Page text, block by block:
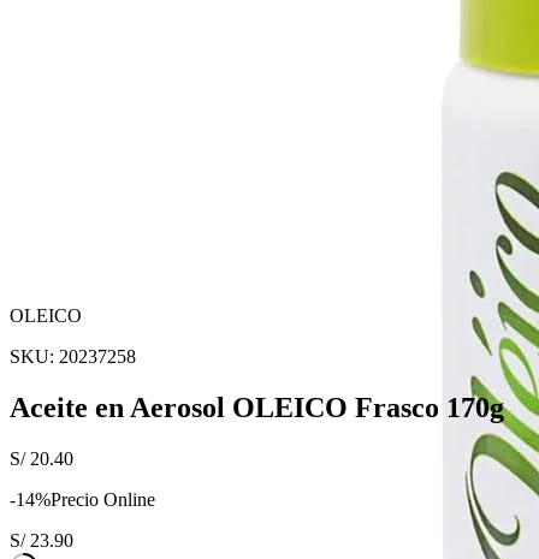
OLEICO
SKU: 20237258
Aceite en Aerosol OLEICO Frasco 170g
S/ 20.40
-14%Precio Online
S/ 23.90